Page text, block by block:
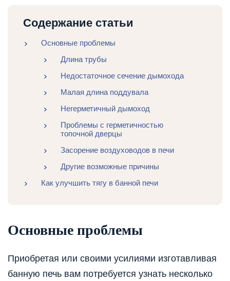
Содержание статьи
Основные проблемы
Длина трубы
Недостаточное сечение дымохода
Малая длина поддувала
Негерметичный дымоход
Проблемы с герметичностью
топочной дверцы
Засорение воздуховодов в печи
Другие возможные причины
Как улучшить тягу в банной печи
Основные проблемы
Приобретая или своими усилиями изготавливая
банную печь вам потребуется узнать несколько